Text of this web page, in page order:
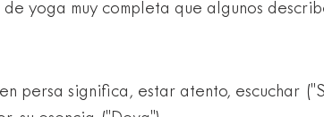
yoga muy completa que algunos
persa significa, estar atento, escuchar